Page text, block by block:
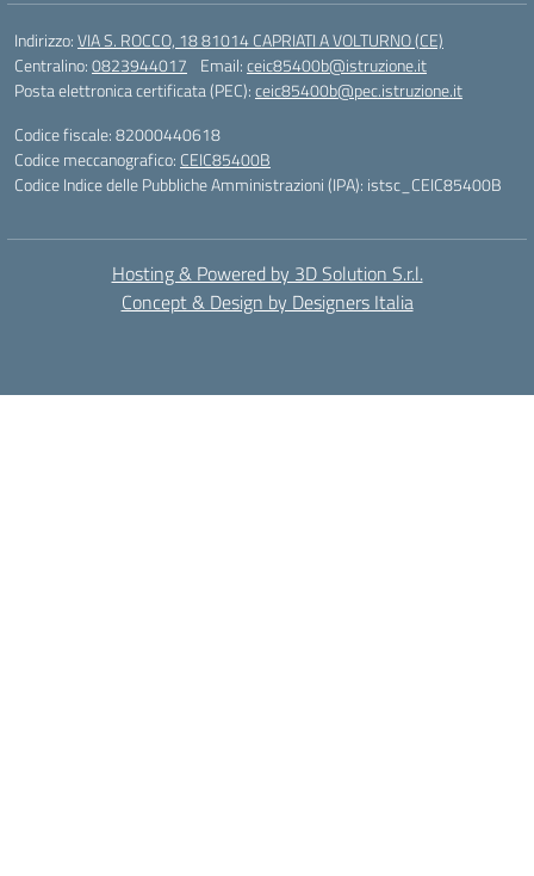
Indirizzo:VIA S. ROCCO, 18 81014 CAPRIATI A VOLTURNO (CE)
Centralino:0823944017 Email:ceic85400b@istruzione.it
Posta elettronica certificata (PEC):ceic85400b@pec.istruzione.it
Codice fiscale: 82000440618
Codice meccanografico: CEIC85400B
Codice Indice delle Pubbliche Amministrazioni (IPA): istsc_CEIC85400B
Hosting & Powered by 3D Solution S.r.l.
Concept & Design by Designers Italia